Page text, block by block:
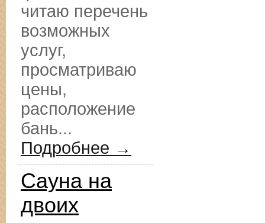
читаю перечень
возможных
услуг,
просматриваю
цены,
расположение
бань...
Подробнее →
Сауна на
двоих